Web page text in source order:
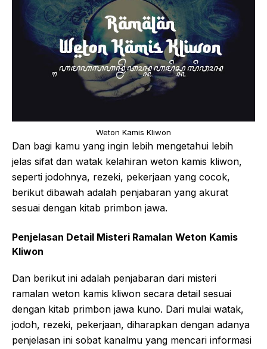
Weton Kamis Kliwon
Dan bagi kamu yang ingin lebih mengetahui lebih
jelas sifat dan watak kelahiran weton kamis kliwon,
seperti jodohnya, rezeki, pekerjaan yang cocok,
berikut dibawah adalah penjabaran yang akurat
sesuai dengan kitab primbon jawa.
Penjelasan Detail Misteri Ramalan Weton Kamis
Kliwon
Dan berikut ini adalah penjabaran dari misteri
ramalan weton kamis kliwon secara detail sesuai
dengan kitab primbon jawa kuno. Dari mulai watak,
jodoh, rezeki, pekerjaan, diharapkan dengan adanya
penjelasan ini sobat kanalmu yang mencari informasi